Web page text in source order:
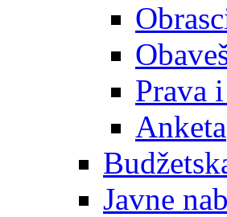
Prava
Anketa
Javne